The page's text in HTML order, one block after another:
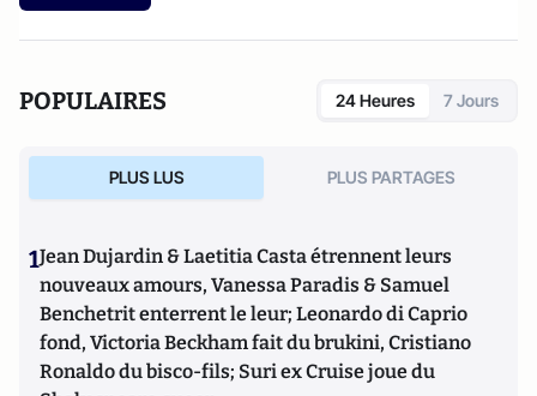
POPULAIRES 24 Heures 7 Jours
PLUS LUS PLUS PARTAGES
1Jean Dujardin & Laetitia Casta étrennent leurs
nouveaux amours, Vanessa Paradis & Samuel
Benchetrit enterrent le leur; Leonardo di Caprio
fond, Victoria Beckham fait du brukini, Cristiano
Ronaldo du bisco-fils; Suri ex Cruise joue du